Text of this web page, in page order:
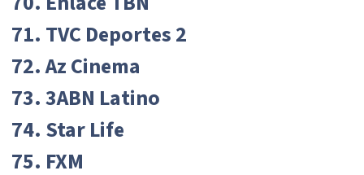
71. TVC Deportes 2
72. Az Cinema
73. 3ABN Latino
74. Star Life
75. FXM